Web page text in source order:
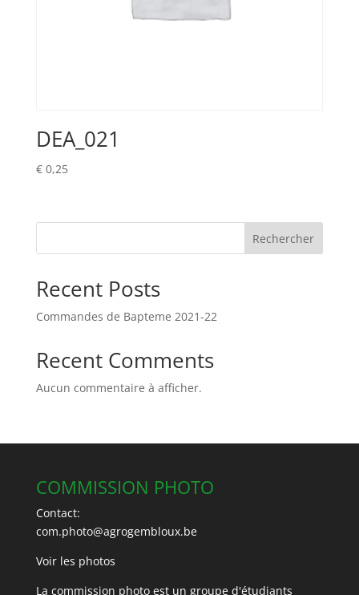
DEA_021
€0,25
Rechercher
Recent Posts
Commandes de Bapteme 2021-22
Recent Comments
Aucun commentaire à afficher.
COMMISSION PHOTO
Contact:
com.photo@agrogembloux.be
Voir les photos
La commission photo est un groupe d'étudiants